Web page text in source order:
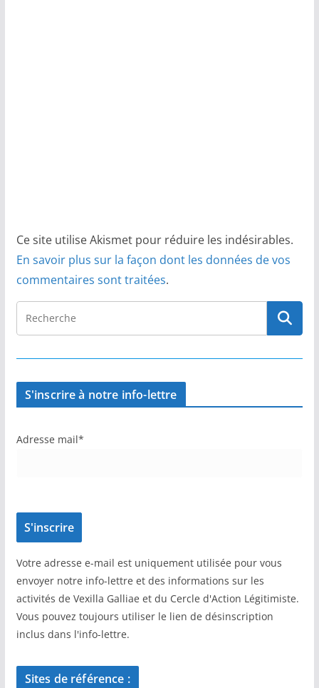
Ce site utilise Akismet pour réduire les indésirables.
En savoir plus sur la façon dont les données de vos
commentaires sont traitées.
S'inscrire à notre info-lettre
Adresse mail*
Votre adresse e-mail est uniquement utilisée pour vous
envoyer notre info-lettre et des informations sur les
activités de Vexilla Galliae et du Cercle d'Action Légitimiste.
Vous pouvez toujours utiliser le lien de désinscription
inclus dans l'info-lettre.
Sites de référence :